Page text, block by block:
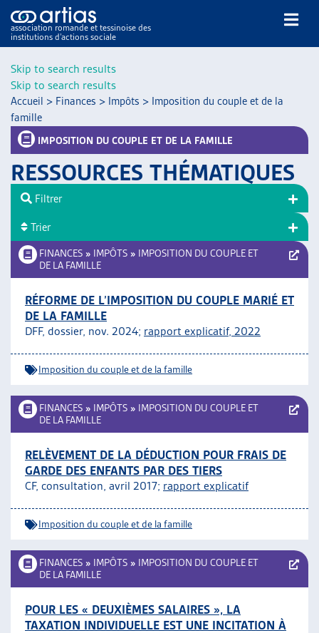
Skip to search results
Skip to search results
association romande et tessinoise des
institutions d’actions sociale
NOS PUBLICATIONS
ARTICLES
VEILLE
RESSOURCES
THÉMATIQUES
GUIDE SOCIAL ROMAND
AUTRES
ARTIAS
PROJETS ET ACTIVITÉS
Accueil > Finances > Impôts > Imposition du couple et de la
famille
IMPOSITION DU COUPLE ET DE LA FAMILLE
RESSOURCES THÉMATIQUES
FINANCES » IMPÔTS » IMPOSITION DU COUPLE ET
DE LA FAMILLE
RÉFORME DE L’IMPOSITION DU COUPLE MARIÉ ET
DE LA FAMILLE
DFF, dossier, nov. 2024; rapport explicatif, 2022
Imposition du couple et de la famille
FINANCES » IMPÔTS » IMPOSITION DU COUPLE ET
DE LA FAMILLE
RELÈVEMENT DE LA DÉDUCTION POUR FRAIS DE
GARDE DES ENFANTS PAR DES TIERS
CF, consultation, avril 2017; rapport explicatif
Imposition du couple et de la famille
FINANCES » IMPÔTS » IMPOSITION DU COUPLE ET
DE LA FAMILLE
POUR LES « DEUXIÈMES SALAIRES », LA
TAXATION INDIVIDUELLE EST UNE INCITATION À
Filtrer
Trier